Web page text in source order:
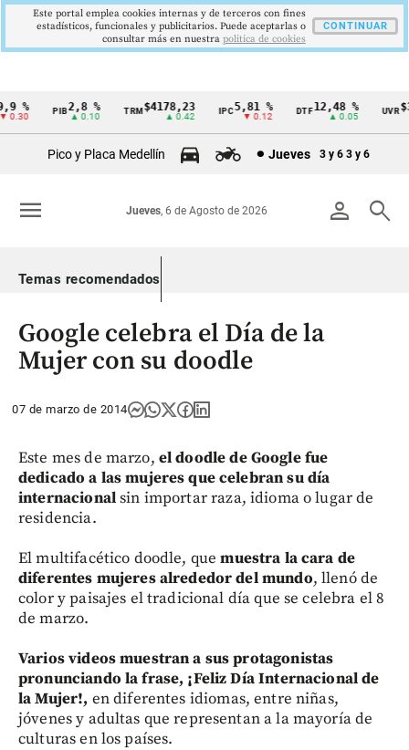
Cintillo
Colombia
% PIB2,8 %
▲ 0.10
TRM$4178,23
▲ 0.42
IPC5,81 %
▼ 0.12
DTF12,48 %
▲ 0.05
UVR
Pico y Placa Medellín Jueves 3 y 6 3 y 6
person search
Jueves, 6 de Agosto de 2026
menu
Temas recomendados
Google celebra el Día de la
Mujer con su doodle
07 de marzo de 2014
Este mes de marzo, el doodle de Google fue
dedicado a las mujeres que celebran su día
internacionalsin importar raza, idioma o lugar de
residencia.
El multifacético doodle, quemuestra la cara de
diferentes mujeres alrededor del mundo, llenó de
color y paisajes el tradicional día que se celebra el 8
de marzo.
Varios videos muestran a sus protagonistas
pronunciando la frase, ¡Feliz Día Internacional de
la Mujer!, en diferentes idiomas, entre niñas,
jóvenes y adultas que representan a la mayoría de
culturas en los países.
Este portal emplea cookies internas y de terceros con fines
estadísticos, funcionales y publicitarios. Puede aceptarlas o
consultar más en nuestra politica de cookies
CONTINUAR